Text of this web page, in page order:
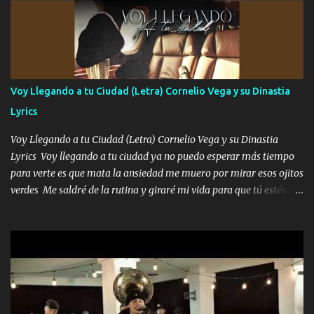
preguntas y digas que sí hacernos novios y verte feliz y muy
contenta como yo por ti Música Pregúntame qué es lo que me
enamora pa describirte unas cuantas horas también pregunta que
quiero contigo que seas dichosa al estar conmigo Y ya borracho
contéstame la llamada pa dedicarte unas bonitas palabras así
borracho me animo a decirte todo y puedo describirlo mucho que
me encantes Decirte que me siento muy feliz y emocionado por
tenerte aquí espero que quiera...
Voy Llegando a tu Ciudad (Letra) Cornelio Vega y su Dinastia
Lyrics
Voy Llegando a tu Ciudad (Letra) Cornelio Vega y su Dinastia
Lyrics Voy llegando a tu ciudad ya no puedo esperar más tiempo
para verte es que mata la ansiedad me muero por mirar esos ojitos
verdes Me saldré de la rutina y giraré mi vida para que tú estés en
solo yo tendre el candado 🔒 del amor ❤️ Música Mil y un besos
para dar ya estando en tu ciudad no habrá quien lo detenga si las
copas van de más vayamos a un lugar y cerremos las puertas
Entre alcohol y besos se va incrementado el Fuego en esa